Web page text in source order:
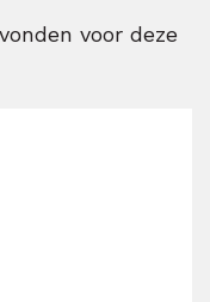
voor deze